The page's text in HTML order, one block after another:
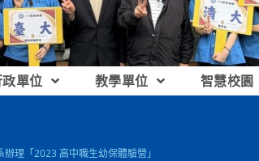
單位 教學單位 智慧校園
理「2023 高中職生幼保體驗營」